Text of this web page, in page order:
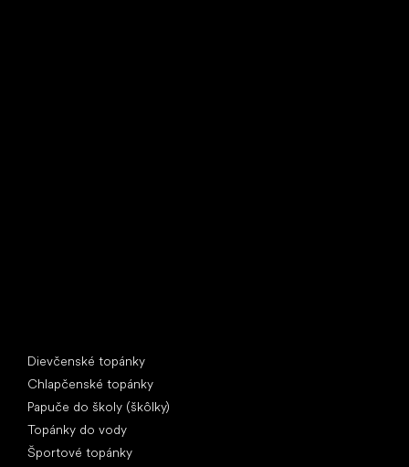
Dievčenské topánky
Chlapčenské topánky
Papuče do školy (škôlky)
Topánky do vody
Športové topánky